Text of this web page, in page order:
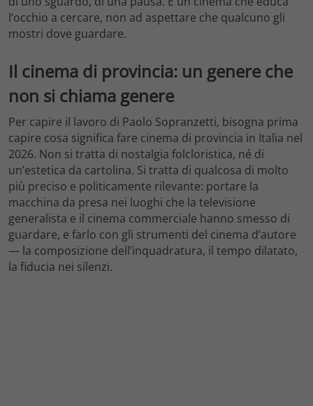
l’occhio a cercare, non ad aspettare che qualcuno gli
mostri dove guardare.
Il cinema di provincia: un genere che
non si chiama genere
Per capire il lavoro di Paolo Sopranzetti, bisogna prima
capire cosa significa fare cinema di provincia in Italia nel
2026. Non si tratta di nostalgia folcloristica, né di
un’estetica da cartolina. Si tratta di qualcosa di molto
più preciso e politicamente rilevante: portare la
macchina da presa nei luoghi che la televisione
generalista e il cinema commerciale hanno smesso di
guardare, e farlo con gli strumenti del cinema d’autore
— la composizione dell’inquadratura, il tempo dilatato,
la fiducia nei silenzi.